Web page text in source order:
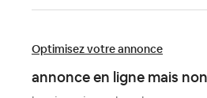
Optimisez votre annonce
annonce en ligne mais